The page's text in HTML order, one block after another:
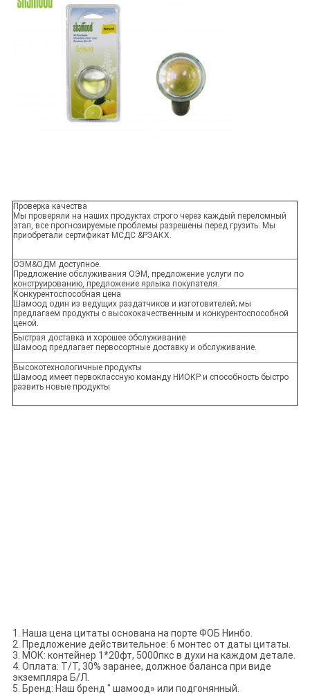
Проверка качества
Мы проверяли на наших продуктах строго через каждый переломный
этап, все прогнозируемые проблемы разрешены перед грузить. Мы
приобретали сертификат МСДС &РЭАКХ.
ОЭМ&ОДМ доступное.
Предложение обслуживания ОЭМ, предложение услуги по
конструированию, предложение ярлыка покупателя.
Конкурентоспособная цена
Шамоод один из ведущих раздатчиков и изготовителей; мы
предлагаем продукты с высококачественным и конкурентоспособной
ценой.
Быстрая доставка и хорошее обслуживание
Шамоод предлагает первосортные доставку и обслуживание.
Высокотехнологичные продукты
Шамоод имеет первоклассную команду НИОКР и способность быстро
развить новые продукты
1. Наша цена цитаты основана на порте ФОБ Нинбо.
2. Предложение действительное: 6 монтес от даты цитаты.
3. МОК: контейнер 1*20фт, 5000пкс в духи на каждом детале.
4. Оплата: Т/Т, 30% заранее, должное баланса при виде
экземпляра Б/Л.
5. Бренд: Наш бренд " шамоод» или подгонянный.